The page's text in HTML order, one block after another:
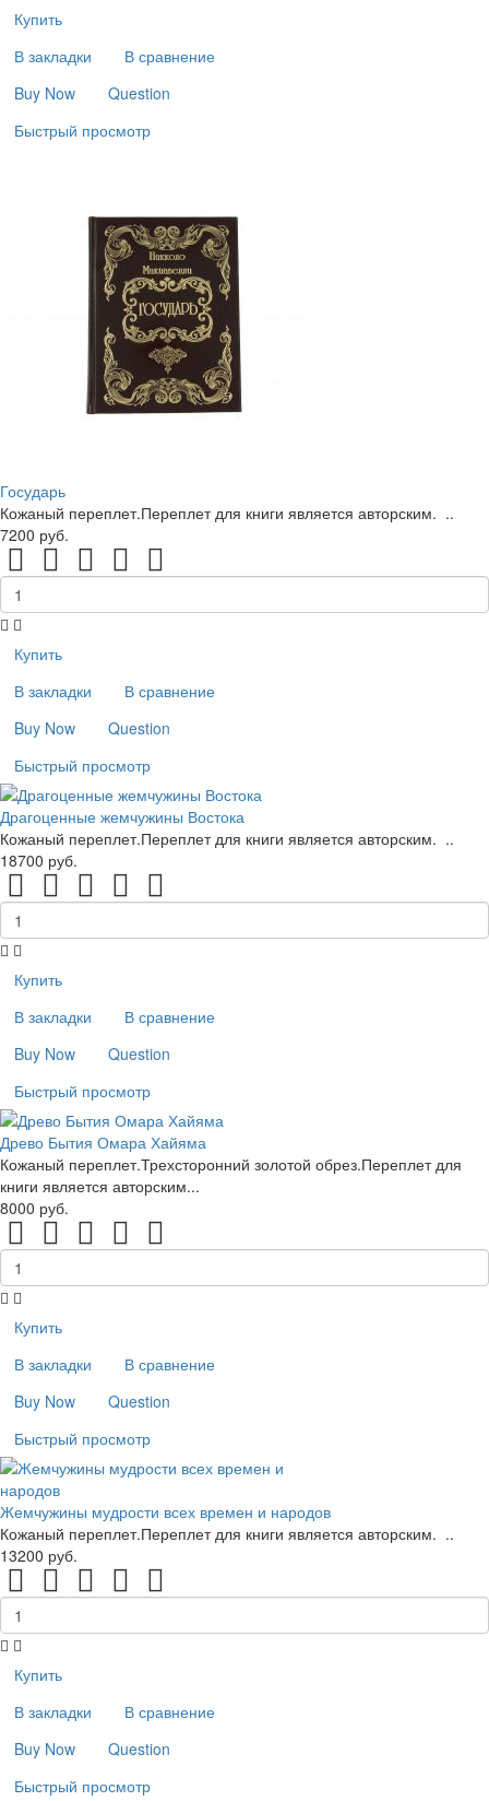
Купить
В закладки
В сравнение
Buy Now
Question
Быстрый просмотр
Государь
Кожаный переплет.Переплет для книги является авторским. ..
7200 руб.
Купить
В закладки
В сравнение
Buy Now
Question
Быстрый просмотр
Драгоценные жемчужины Востока
Кожаный переплет.Переплет для книги является авторским. ..
18700 руб.
Купить
В закладки
В сравнение
Buy Now
Question
Быстрый просмотр
Древо Бытия Омара Хайяма
Кожаный переплет.Трехсторонний золотой обрез.Переплет для
книги является авторским...
8000 руб.
Купить
В закладки
В сравнение
Buy Now
Question
Быстрый просмотр
Жемчужины мудрости всех времен и народов
Кожаный переплет.Переплет для книги является авторским. ..
13200 руб.
Купить
В закладки
В сравнение
Buy Now
Question
Быстрый просмотр